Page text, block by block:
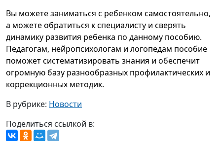
Вы можете заниматься с ребенком самостоятельно,
а можете обратиться к специалисту и сверять
динамику развития ребенка по данному пособию.
Педагогам, нейропсихологам и логопедам пособие
поможет систематизировать знания и обеспечит
огромную базу разнообразных профилактических и
коррекционных методик.
В рубрике: Новости
Поделиться ссылкой в: